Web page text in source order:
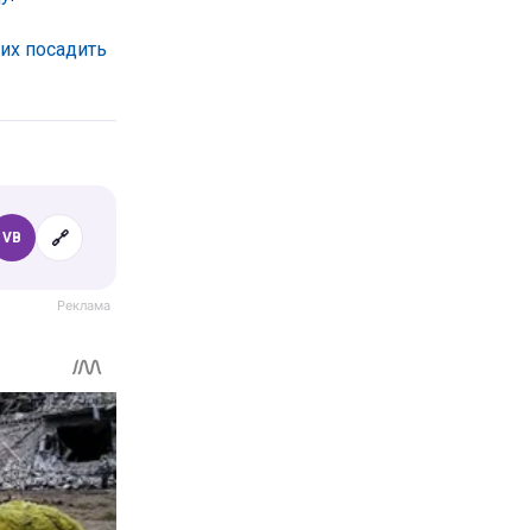
посадить
VB 🔗